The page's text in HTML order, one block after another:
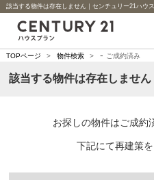
該当する物件は存在しません｜センチュリー21ハウ
TOPページ > 物件検索 > - ご成約済み
該当する物件は存在しません
お探しの物件はご成約
下記にて再建策を